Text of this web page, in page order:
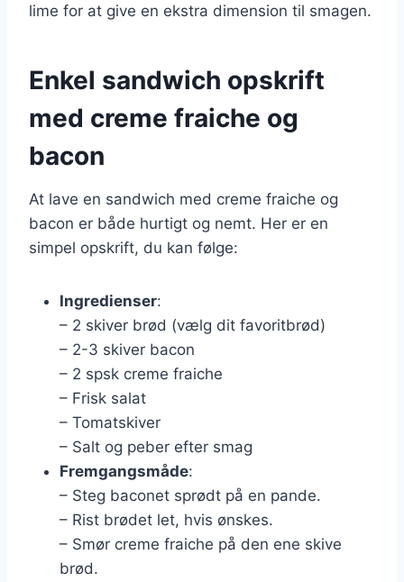
lime for at give en ekstra dimension til smagen.
Enkel sandwich opskrift
med creme fraiche og
bacon
At lave en sandwich med creme fraiche og
bacon er både hurtigt og nemt. Her er en
simpel opskrift, du kan følge:
Ingredienser:
– 2 skiver brød (vælg dit favoritbrød)
– 2-3 skiver bacon
– 2 spsk creme fraiche
– Frisk salat
– Tomatskiver
– Salt og peber efter smag
Fremgangsmåde:
– Steg baconet sprødt på en pande.
– Rist brødet let, hvis ønskes.
– Smør creme fraiche på den ene skive
brød.